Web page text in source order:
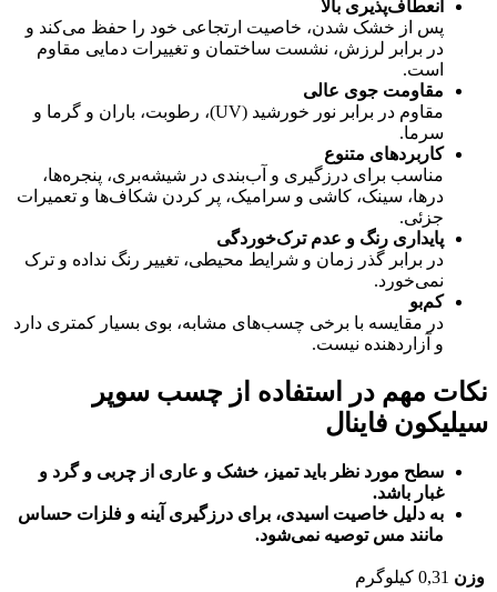
انعطاف‌پذیری بالا
پس از خشک شدن، خاصیت ارتجاعی خود را حفظ می‌کند و
در برابر لرزش، نشست ساختمان و تغییرات دمایی مقاوم
است.
مقاومت جوی عالی
مقاوم در برابر نور خورشید (UV)، رطوبت، باران و گرما و
سرما.
کاربردهای متنوع
مناسب برای درزگیری و آب‌بندی در شیشه‌بری، پنجره‌ها،
درها، سینک، کاشی و سرامیک، پر کردن شکاف‌ها و تعمیرات
جزئی.
پایداری رنگ و عدم ترک‌خوردگی
در برابر گذر زمان و شرایط محیطی، تغییر رنگ نداده و ترک
نمی‌خورد.
کم‌بو
در مقایسه با برخی چسب‌های مشابه، بوی بسیار کمتری دارد
و آزاردهنده نیست.
نکات مهم در استفاده از چسب سوپر
سیلیکون فاینال
سطح مورد نظر باید تمیز، خشک و عاری از چربی و گرد و
غبار باشد.
به دلیل خاصیت اسیدی، برای درزگیری آینه و فلزات حساس
مانند مس توصیه نمی‌شود.
وزن 0,31 کیلوگرم